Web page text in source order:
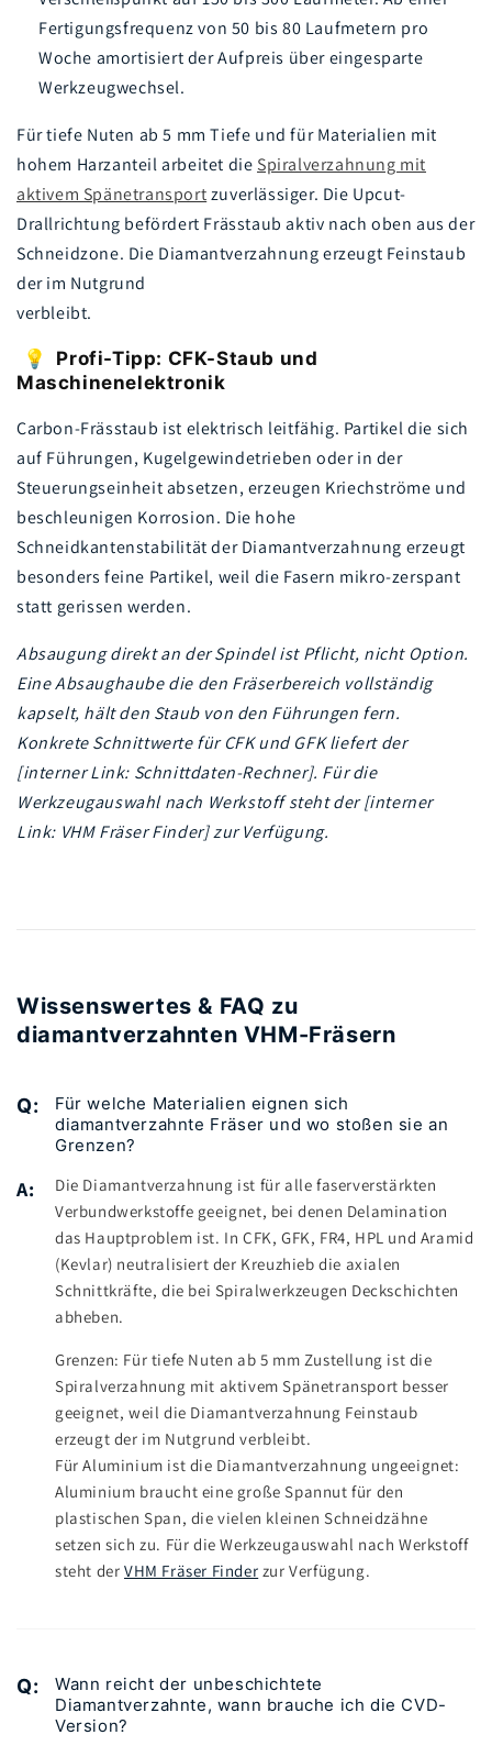
Fertigungsfrequenz von 50 bis 80 Laufmetern pro
Woche amortisiert der Aufpreis über eingesparte
Werkzeugwechsel.
Für tiefe Nuten ab 5 mm Tiefe und für Materialien mit
hohem Harzanteil arbeitet die Spiralverzahnung mit
aktivem Spänetransportzuverlässiger. Die Upcut-
Drallrichtung befördert Frässtaub aktiv nach oben aus der
Schneidzone. Die Diamantverzahnung erzeugt Feinstaub
der im Nutgrund
verbleibt.
💡 Profi-Tipp: CFK-Staub und
Maschinenelektronik
Carbon-Frässtaub ist elektrisch leitfähig. Partikel die sich
auf Führungen, Kugelgewindetrieben oder in der
Steuerungseinheit absetzen, erzeugen Kriechströme und
beschleunigen Korrosion. Die hohe
Schneidkantenstabilität der Diamantverzahnung erzeugt
besonders feine Partikel, weil die Fasern mikro-zerspant
statt gerissen werden.
Absaugung direkt an der Spindel ist Pflicht, nicht Option.
Eine Absaughaube die den Fräserbereich vollständig
kapselt, hält den Staub von den Führungen fern.
Konkrete Schnittwerte für CFK und GFK liefert der
[interner Link: Schnittdaten-Rechner]. Für die
Werkzeugauswahl nach Werkstoff steht der [interner
Link: VHM Fräser Finder] zur Verfügung.
Wissenswertes & FAQ zu
diamantverzahnten VHM-Fräsern
Q:
Für welche Materialien eignen sich
diamantverzahnte Fräser und wo stoßen sie an
Grenzen?
A:
Die Diamantverzahnung ist für alle faserverstärkten
Verbundwerkstoffe geeignet, bei denen Delamination
das Hauptproblem ist. In CFK, GFK, FR4, HPL und Aramid
(Kevlar) neutralisiert der Kreuzhieb die axialen
Schnittkräfte, die bei Spiralwerkzeugen Deckschichten
abheben.
Grenzen: Für tiefe Nuten ab 5 mm Zustellung ist die
Spiralverzahnung mit aktivem Spänetransport besser
geeignet, weil die Diamantverzahnung Feinstaub
erzeugt der im Nutgrund verbleibt.
Für Aluminium ist die Diamantverzahnung ungeeignet:
Aluminium braucht eine große Spannut für den
plastischen Span, die vielen kleinen Schneidzähne
setzen sich zu. Für die Werkzeugauswahl nach Werkstoff
steht der VHM Fräser Finder zur Verfügung.
Q:
Wann reicht der unbeschichtete
Diamantverzahnte, wann brauche ich die CVD-
Version?